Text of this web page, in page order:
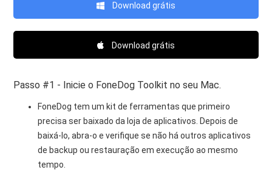
Download grátis
Download grátis
Passo #1 - Inicie o FoneDog Toolkit no seu Mac.
FoneDog tem um kit de ferramentas que primeiro
precisa ser baixado da loja de aplicativos. Depois de
baixá-lo, abra-o e verifique se não há outros aplicativos
de backup ou restauração em execução ao mesmo
tempo.